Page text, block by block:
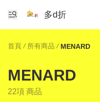
多d折
首頁 / 所有商品 / MENARD
MENARD
22項 商品